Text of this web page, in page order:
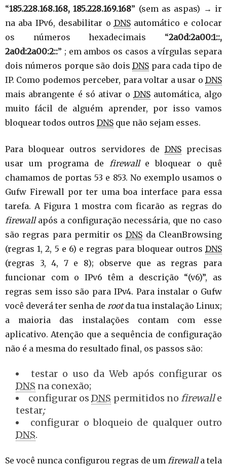
“185.228.168.168, 185.228.169.168” (sem as aspas) → ir
na aba IPv6, desabilitar o DNSautomático e colocar
os números hexadecimais “2a0d:2a00:1::,
2a0d:2a00:2::” ; em ambos os casos a vírgulas separa
dois números porque são doisDNS para cada tipo de
IP. Como podemos perceber, para voltar a usar o DNS
mais abrangente é só ativar o DNSautomática, algo
muito fácil de alguém aprender, por isso vamos
bloquear todos outros DNS que não sejam esses.
Para bloquear outros servidores deDNS precisas
usar um programa de
firewalle bloquear o quê
chamamos de portas 53 e 853. No exemplo usamos o
Gufw Firewall por ter uma boa interface para essa
tarefa. A Figura 1 mostra com ficarão as regras do
firewallapós a configuração necessária, que no caso
são regras para permitir osDNS da CleanBrowsing
(regras 1, 2, 5 e 6) e regras para bloquear outros DNS
(regras 3, 4, 7 e 8); observe que as regras para
funcionar com o IPv6 têm a descrição “(v6)”, as
regras sem isso são para IPv4. Para instalar o Gufw
você deverá ter senha de rootda tua instalação Linux;
a maioria das instalações contam com esse
aplicativo. Atenção que a sequência de configuração
não é a mesma do resultado final, os passos são:
testar o uso da Web após configurar os
DNS na conexão;
configurar osDNS permitidos no firewalle
testar;
configurar o bloqueio de qualquer outro
DNS.
Se você nunca configurou regras de um firewalla tela